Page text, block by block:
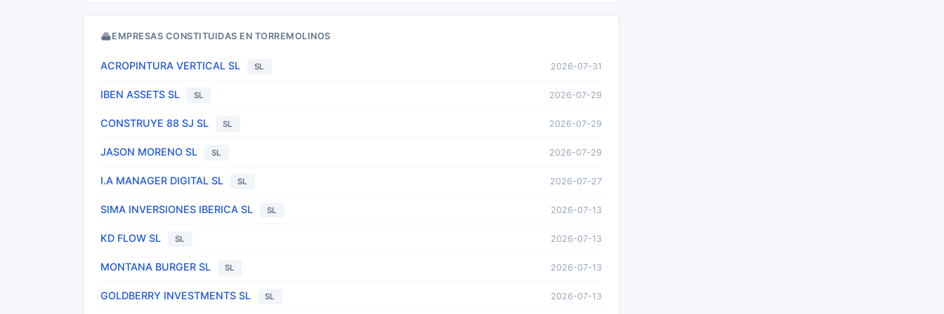
EMPRESAS CONSTITUIDAS EN TORREMOLINOS
ACROPINTURA VERTICAL SL SL 2026-07-31
IBEN ASSETS SL SL 2026-07-29
CONSTRUYE 88 SJ SL SL 2026-07-29
JASON MORENO SL SL 2026-07-29
I.A MANAGER DIGITAL SL SL 2026-07-27
SIMA INVERSIONES IBERICA SL SL 2026-07-13
KD FLOW SL SL 2026-07-13
MONTANA BURGER SL SL 2026-07-13
GOLDBERRY INVESTMENTS SL SL 2026-07-13